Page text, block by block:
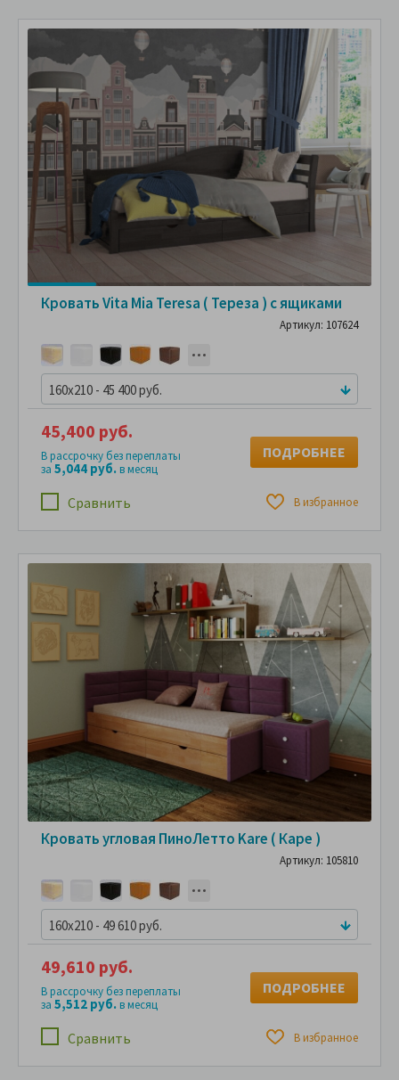
Кровать Vita Mia Teresa ( Тереза ) с ящиками
Артикул: 107624
160x210 - 45 400 руб.
Сравнить В избранное
45,400 руб.
В рассрочку без переплаты
за 5,044 руб.в месяц
ПОДРОБНЕЕ
Кровать угловая ПиноЛетто Kare ( Каре )
Артикул: 105810
160x210 - 49 610 руб.
Сравнить В избранное
49,610 руб.
В рассрочку без переплаты
за 5,512 руб.в месяц
ПОДРОБНЕЕ